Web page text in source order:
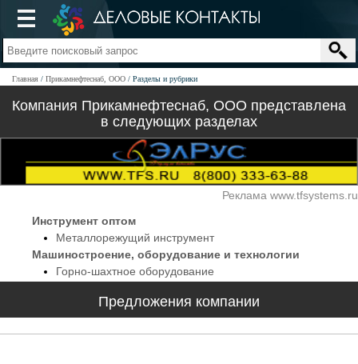
Главная Прикамнефтеснаб, ООО Разделы и рубрики
Компания Прикамнефтеснаб, ООО представлена
в следующих разделах
Реклама www.tfsystems.ru
Инструмент оптом
Металлорежущий инструмент
Машиностроение, оборудование и технологии
Горно-шахтное оборудование
Предложения компании